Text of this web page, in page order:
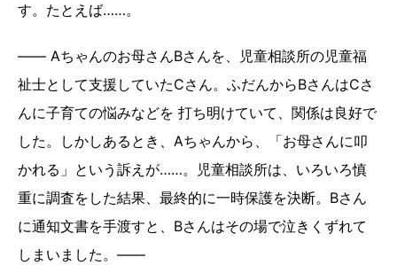
す。たとえば……。
―― Aちゃんのお母さんBさんを、児童相談所の児童福
祉士として支援していたCさん。ふだんからBさんはCさ
んに子育ての悩みなどを 打ち明けていて、関係は良好で
した。しかしあるとき、Aちゃんから、「お母さんに叩
かれる」という訴えが……。児童相談所は、いろいろ慎
重に調査をした結果、最終的に一時保護を決断。Bさん
に通知文書を手渡すと、Bさんはその場で泣きくずれて
しまいました。――